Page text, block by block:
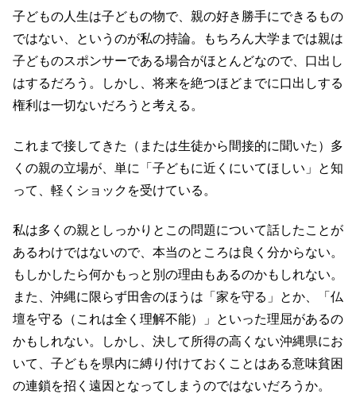
子どもの人生は子どもの物で、親の好き勝手にできるもの
ではない、というのが私の持論。もちろん大学までは親は
子どものスポンサーである場合がほとんどなので、口出し
はするだろう。しかし、将来を絶つほどまでに口出しする
権利は一切ないだろうと考える。
これまで接してきた（または生徒から間接的に聞いた）多
くの親の立場が、単に「子どもに近くにいてほしい」と知
って、軽くショックを受けている。
私は多くの親としっかりとこの問題について話したことが
あるわけではないので、本当のところは良く分からない。
もしかしたら何かもっと別の理由もあるのかもしれない。
また、沖縄に限らず田舎のほうは「家を守る」とか、「仏
壇を守る（これは全く理解不能）」といった理屈があるの
かもしれない。しかし、決して所得の高くない沖縄県にお
いて、子どもを県内に縛り付けておくことはある意味貧困
の連鎖を招く遠因となってしまうのではないだろうか。